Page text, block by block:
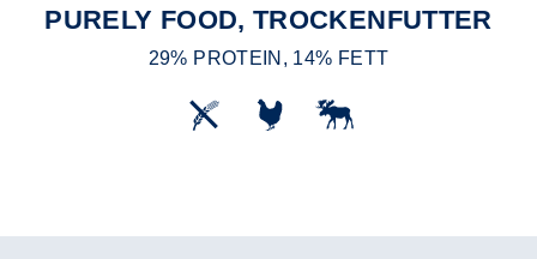
PURELY FOOD, TROCKENFUTTER
29% PROTEIN, 14% FETT